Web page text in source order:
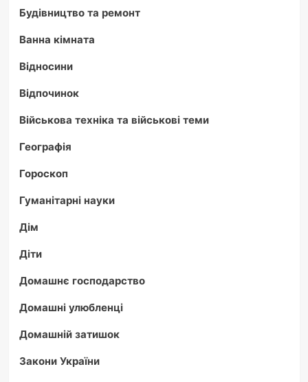
Будівництво та ремонт
Ванна кімната
Відносини
Відпочинок
Військова техніка та військові теми
Географія
Гороскоп
Гуманітарні науки
Дім
Діти
Домашнє господарство
Домашні улюбленці
Домашній затишок
Закони України